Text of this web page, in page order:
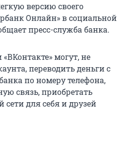
версию своего
Онлайн» в социальной
пресс-служба банка.
могут, не
переводить деньги с
по номеру телефона,
связь, приобретать
сети для себя и друзей